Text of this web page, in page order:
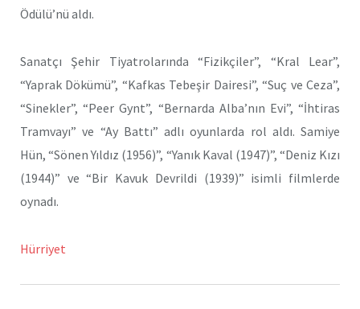
Ödülü’nü aldı.
Sanatçı Şehir Tiyatrolarında “Fizikçiler”, “Kral Lear”,
“Yaprak Dökümü”, “Kafkas Tebeşir Dairesi”, “Suç ve Ceza”,
“Sinekler”, “Peer Gynt”, “Bernarda Alba’nın Evi”, “İhtiras
Tramvayı” ve “Ay Battı” adlı oyunlarda rol aldı. Samiye
Hün, “Sönen Yıldız (1956)”, “Yanık Kaval (1947)”, “Deniz Kızı
(1944)” ve “Bir Kavuk Devrildi (1939)” isimli filmlerde
oynadı.
Hürriyet